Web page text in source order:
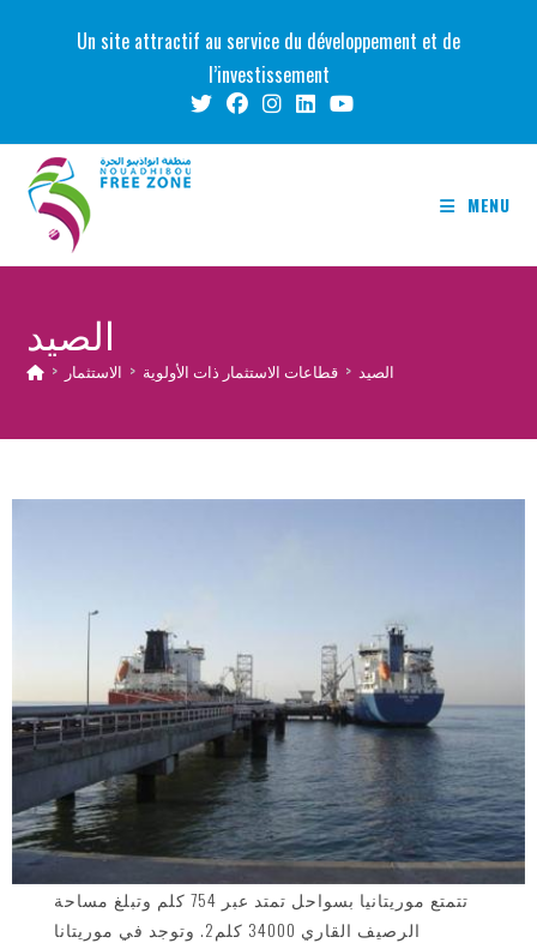
Un site attractif au service du développement et de
l’investissement
MENU
الصيد
> الاستثمار > قطاعات الاستثمار ذات الأولوية > الصيد
تتمتع موريتانيا بسواحل تمتد عبر 754 كلم وتبلغ مساحة
الرصيف القاري 34000 كلم2. وتوجد في موريتانا